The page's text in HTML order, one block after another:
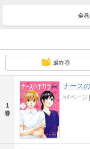
全
最終巻
1
巻
ナース
54ページ